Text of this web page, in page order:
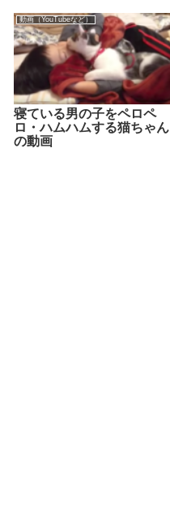
動画（YouTubeなど）
寝ている男の子をペロペ
ロ・ハムハムする猫ちゃん
の動画